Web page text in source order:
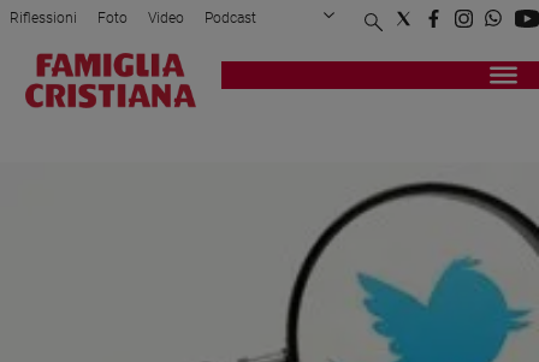
Attualità
Riflessioni Foto Video Podcast
Privacy Policy Chi siamo
Registrati Redazione